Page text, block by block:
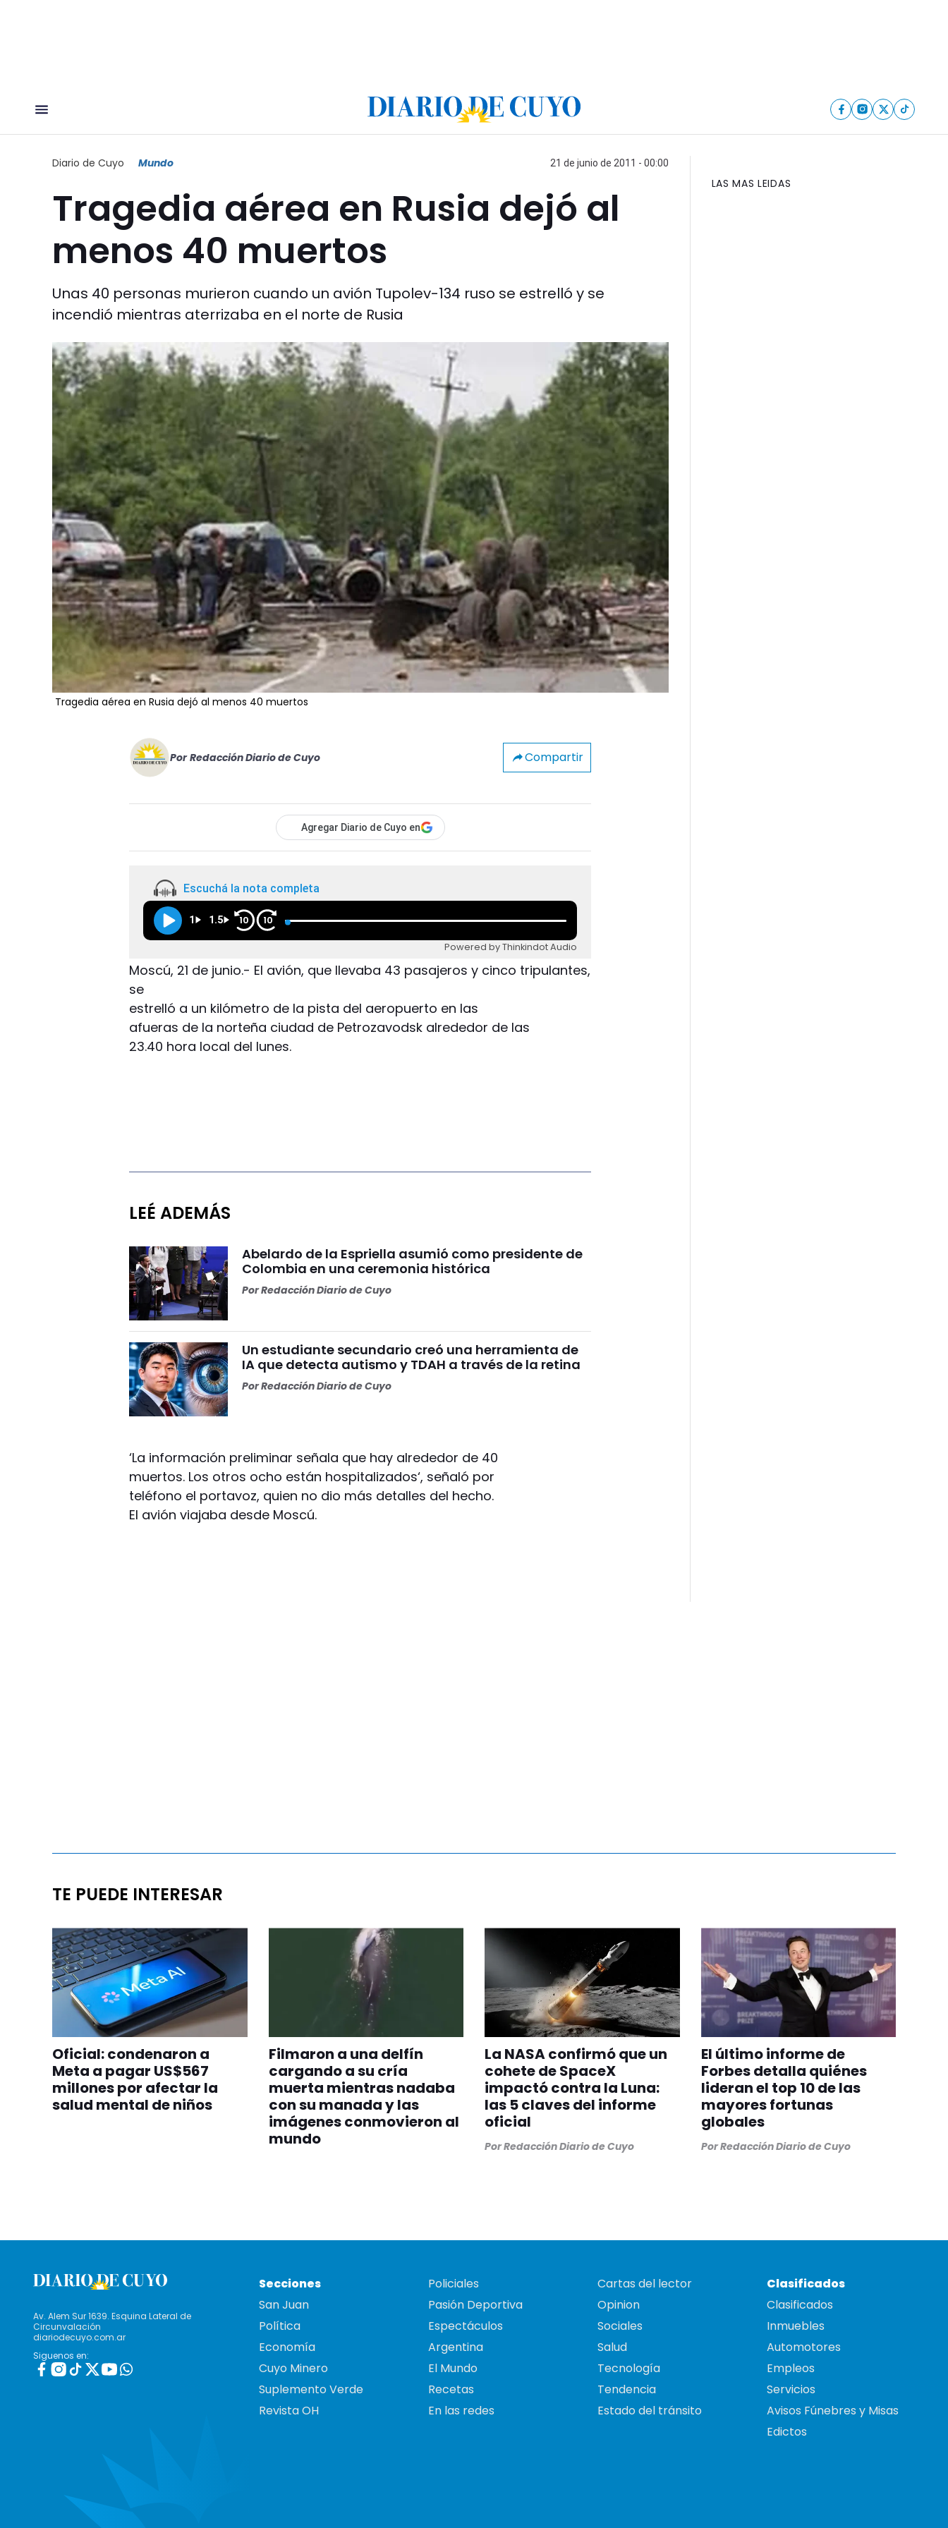
Diario de Cuyo Mundo 21 de junio de 2011 - 00:00
Tragedia aérea en Rusia dejó al
menos 40 muertos
Unas 40 personas murieron cuando un avión Tupolev-134 ruso se estrelló y se
incendió mientras aterrizaba en el norte de Rusia
Tragedia aérea en Rusia dejó al menos 40 muertos
Por Redacción Diario de Cuyo Compartir
Agregar Diario de Cuyo en
Escuchá la nota completa
1 1.5 10 10
Powered by Thinkindot Audio
Moscú, 21 de junio.- El avión, que llevaba 43 pasajeros y cinco tripulantes,
se
estrelló a un kilómetro de la pista del aeropuerto en las
afueras de la norteña ciudad de Petrozavodsk alrededor de las
23.40 hora local del lunes.
LEÉ ADEMÁS
Abelardo de la Espriella asumió como presidente de
Colombia en una ceremonia histórica
PorRedacción Diario de Cuyo
Un estudiante secundario creó una herramienta de
IA que detecta autismo y TDAH a través de la retina
PorRedacción Diario de Cuyo
‘La información preliminar señala que hay alrededor de 40
muertos. Los otros ocho están hospitalizados‘, señaló por
teléfono el portavoz, quien no dio más detalles del hecho.
El avión viajaba desde Moscú.
LAS MAS LEIDAS
TE PUEDE INTERESAR
Oficial: condenaron a
Meta a pagar US$567
millones por afectar la
salud mental de niños
Filmaron a una delfín
cargando a su cría
muerta mientras nadaba
con su manada y las
imágenes conmovieron al
mundo
La NASA confirmó que un
cohete de SpaceX
impactó contra la Luna:
las 5 claves del informe
oficial
PorRedacción Diario de Cuyo
El último informe de
Forbes detalla quiénes
lideran el top 10 de las
mayores fortunas
globales
PorRedacción Diario de Cuyo
Av. Alem Sur 1639. Esquina Lateral de
Circunvalación
diariodecuyo.com.ar
Siguenos en:
Secciones
San Juan
Política
Economía
Cuyo Minero
Suplemento Verde
Revista OH
Policiales
Pasión Deportiva
Espectáculos
Argentina
El Mundo
Recetas
En las redes
Cartas del lector
Opinion
Sociales
Salud
Tecnología
Tendencia
Estado del tránsito
Clasificados
Clasificados
Inmuebles
Automotores
Empleos
Servicios
Avisos Fúnebres y Misas
Edictos